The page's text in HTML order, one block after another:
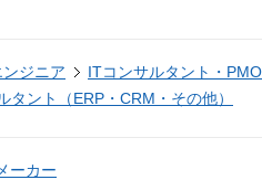
ジニア
ITコンサルタント・
タント（ERP・CRM・その他）
ーカー